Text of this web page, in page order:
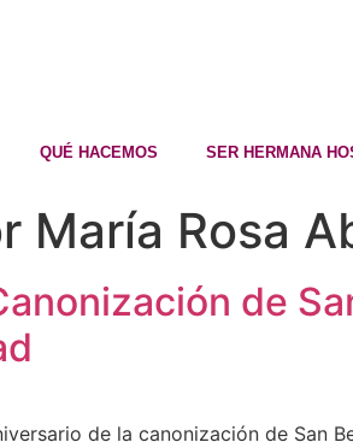
QUÉ HACEMOS SER HERMANA
María Rosa
de
de la canonización de San